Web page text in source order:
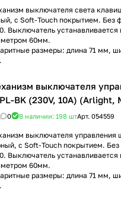
выключателя света
с Soft-Touch покрытием. Без
Выключатель устанавливается
60мм.
размеры: длина 71 мм,
выключателя
BK (230V, 10A)
0 В наличии: 198 штАрт. 054559
выключателя управления
с Soft-Touch покрытием.
Выключатель устанавливается
60мм.
размеры: длина 71 мм,